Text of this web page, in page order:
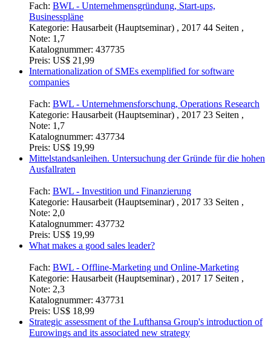
Fach: BWL - Unternehmensgründung, Start-ups,
Businesspläne
Kategorie: Hausarbeit (Hauptseminar) , 2017 44 Seiten ,
Note: 1,7
Katalognummer: 437735
Preis: US$ 21,99
Internationalization of SMEs exemplified for software
companies
Fach: BWL - Unternehmensforschung, Operations Research
Kategorie: Hausarbeit (Hauptseminar) , 2017 23 Seiten ,
Note: 1,7
Katalognummer: 437734
Preis: US$ 19,99
Mittelstandsanleihen. Untersuchung der Gründe für die hohen
Ausfallraten
Fach: BWL - Investition und Finanzierung
Kategorie: Hausarbeit (Hauptseminar) , 2017 33 Seiten ,
Note: 2,0
Katalognummer: 437732
Preis: US$ 19,99
What makes a good sales leader?
Fach: BWL - Offline-Marketing und Online-Marketing
Kategorie: Hausarbeit (Hauptseminar) , 2017 17 Seiten ,
Note: 2,3
Katalognummer: 437731
Preis: US$ 18,99
Strategic assessment of the Lufthansa Group's introduction of
Eurowings and its associated new strategy